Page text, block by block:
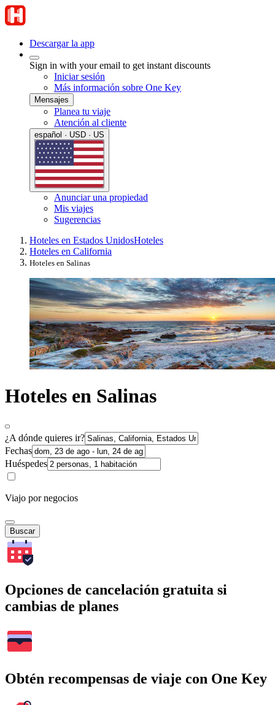
Descargar la app
Sign in with your email to get instant discounts
Iniciar sesión
Más información sobre One Key
Mensajes
Planea tu viaje
Atención al cliente
español · USD · US
Anunciar una propiedad
Mis viajes
Sugerencias
Hoteles en Estados UnidosHoteles
Hoteles en California
Hoteles en Salinas
Hoteles en Salinas
¿A dónde quieres ir?
Fechas
Huéspedes
Viajo por negocios
Buscar
Opciones de cancelación gratuita si
cambias de planes
Obtén recompensas de viaje con One Key